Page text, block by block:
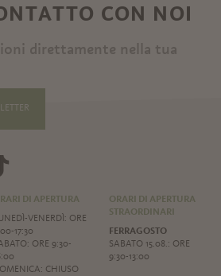
CON NOI
direttamente nella tua
DI APERTURA
VENERDÌ: ORE
17:30
ORE 9:30-
CHIUSO
ORARI DI APERTURA
STRAORDINARI
FERRAGOSTO
SABATO 15.08.: ORE
9:30-13:00